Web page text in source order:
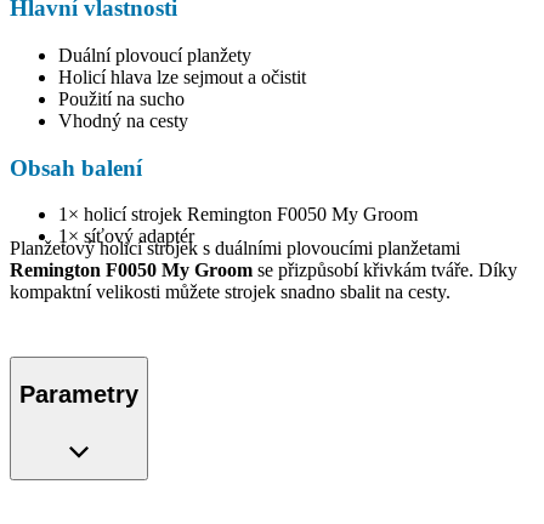
Hlavní vlastnosti
Duální plovoucí planžety
Holicí hlava lze sejmout a očistit
Použití na sucho
Vhodný na cesty
Obsah balení
1× holicí strojek Remington F0050 My Groom
1× síťový adaptér
Planžetový holicí strojek s duálními plovoucími planžetami
Remington F0050 My Groom se přizpůsobí křivkám tváře. Díky
kompaktní velikosti můžete strojek snadno sbalit na cesty.
Parametry